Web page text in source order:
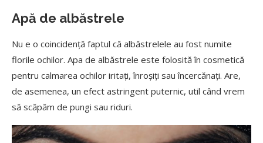
Apă de albăstrele
Nu e o coincidenţă faptul că albăstrelele au fost numite
florile ochilor. Apa de albăstrele este folosită în cosmetică
pentru calmarea ochilor iritaţi, înroşiţi sau încercănaţi. Are,
de asemenea, un efect astringent puternic, util când vrem
să scăpăm de pungi sau riduri.